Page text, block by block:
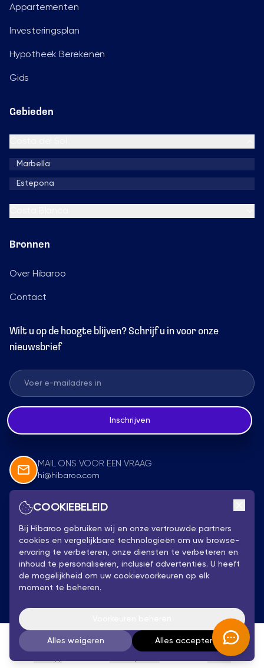
Appartementen
Investeringsplan
Hypotheek Berekenen
Gids
Gebieden
Marbella
Estepona
Bronnen
Over Hibaroo
Contact
Wilt u op de hoogte blijven? Schrijf u in voor onze
nieuwsbrief
Inschrijven
MAIL ONS VOOR EEN VRAAG
hi@hibaroo.com
Volg Ons
Hibaroo 2025 - Alle rechten voorbehouden
COOKIEBELEID
Bij Hibaroo gebruiken wij en onze vertrouwde partners
cookies en vergelijkbare technologieën om uw browse-
ervaring te verbeteren, onze diensten te verbeteren en
inhoud te personaliseren, inclusief advertenties. U heeft
de mogelijkheid om uw cookievoorkeuren op elk
moment te beheren.
Alles weigeren Alles accepteren